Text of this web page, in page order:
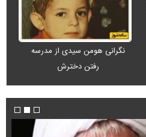
نگرانی هومن سیدی از مدرسه
رفتن دخترش